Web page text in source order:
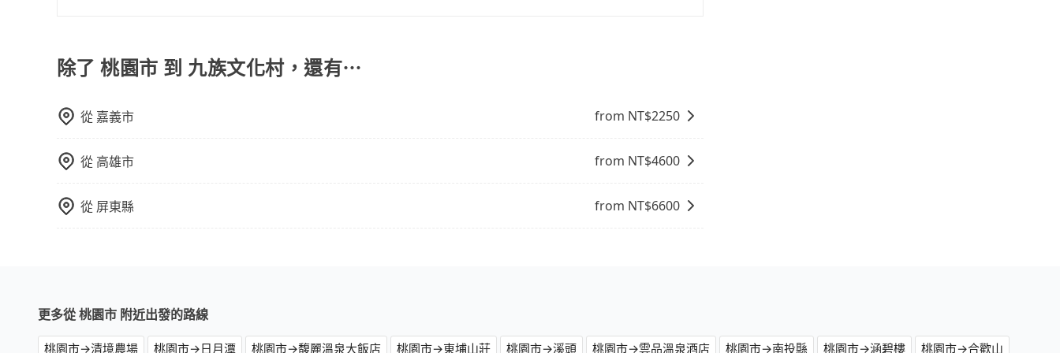
除了 桃園市 到 九族文化村，還有⋯
從 嘉義市 from NT$2250
從 高雄市 from NT$4600
從 屏東縣 from NT$6600
更多從 桃園市 附近出發的路線
桃園市→清境農場 桃園市→日月潭 桃園市→馥麗溫泉大飯店 桃園市→東埔山莊 桃園市→溪頭 桃園市→雲品溫泉酒店 桃園市→南投縣 桃園市→涵碧樓 桃園市→合歡山